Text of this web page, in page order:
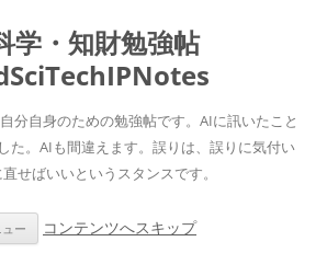
学・知財勉強帖
分自身のための勉強帖です。AIに訊いたこと
た。AIも間違えます。誤りは、誤りに気付い
せばいいというスタンスです。
ー コンテンツへスキップ